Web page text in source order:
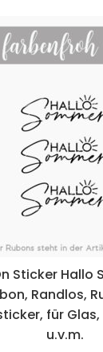
Sticker Hallo
Randlos,
für Glas,
u.v.m.